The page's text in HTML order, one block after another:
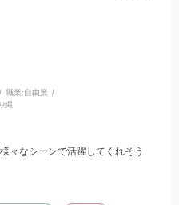
職業:自由業
縄
々なシーンで活躍してくれそう